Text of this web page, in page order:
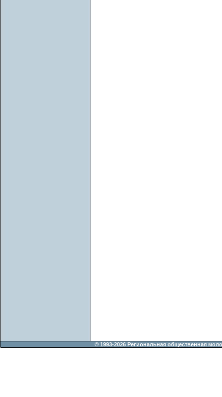
© 1993-2026 Региональная общественная